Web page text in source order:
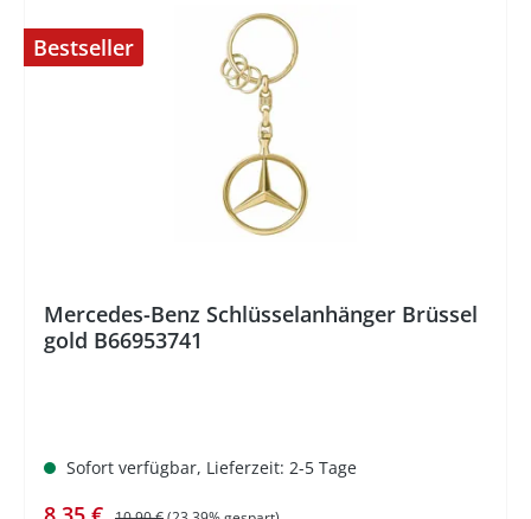
Bestseller
Mercedes-Benz Schlüsselanhänger Brüssel
gold B66953741
Sofort verfügbar, Lieferzeit: 2-5 Tage
Regulärer Preis: